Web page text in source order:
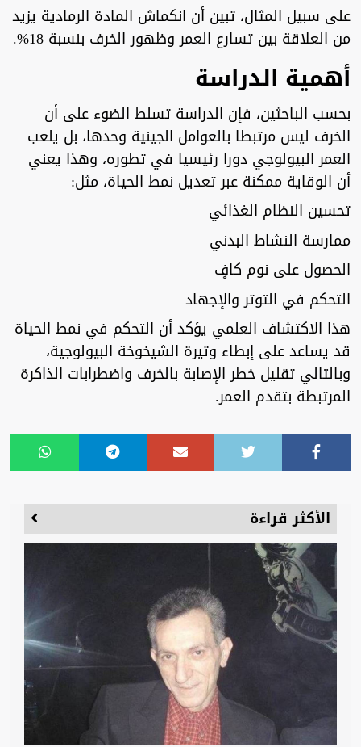
على سبيل المثال، تبين أن انكماش المادة الرمادية يزيد
من العلاقة بين تسارع العمر وظهور الخرف بنسبة 18%.
أهمية الدراسة
بحسب الباحثين، فإن الدراسة تسلط الضوء على أن
الخرف ليس مرتبطا بالعوامل الجينية وحدها، بل يلعب
العمر البيولوجي دورا رئيسيا في تطوره، وهذا يعني
أن الوقاية ممكنة عبر تعديل نمط الحياة، مثل:
تحسين النظام الغذائي
ممارسة النشاط البدني
الحصول على نوم كافٍ
التحكم في التوتر والإجهاد
هذا الاكتشاف العلمي يؤكد أن التحكم في نمط الحياة
قد يساعد على إبطاء وتيرة الشيخوخة البيولوجية،
وبالتالي تقليل خطر الإصابة بالخرف واضطرابات الذاكرة
المرتبطة بتقدم العمر.
الأكثر قراءة